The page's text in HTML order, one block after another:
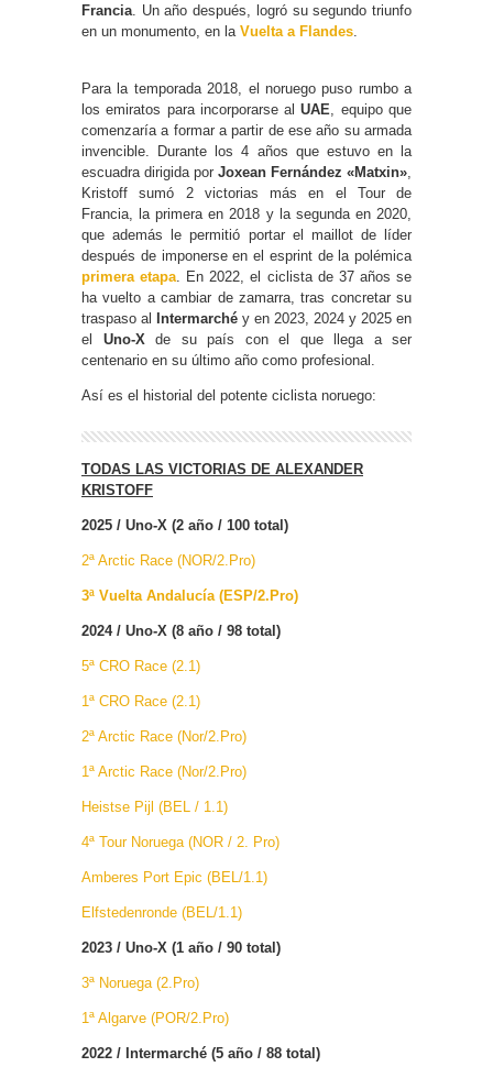
Francia . Un año después, logró su segundo triunfo
en un monumento, en la Vuelta a Flandes
Para la temporada 2018, el noruego puso rumbo a
los emiratos para incorporarse alUAE , equipo que
comenzaría a formar a partir de ese año su armada
invencible. Durante los 4 años que estuvo en la
escuadra dirigida por Joxean Fernández «Matxin»
Kristoff sumó 2 victorias más en el Tour de
Francia, la primera en 2018 y la segunda en 2020,
que además le permitió portar el maillot de líder
después de imponerse en el esprint de la polémica
primera etapa . En 2022, el ciclista de 37 años se
ha vuelto a cambiar de zamarra, tras concretar su
traspaso al
Intermarché y en 2023, 2024 y 2025 en
el Uno-X de su país con el que llega a ser
centenario en su último año como profesional.
Así es el historial del potente ciclista noruego:
TODAS LAS VICTORIAS DE ALEXANDER
KRISTOFF
2025 / Uno-X (2 año / 100 total)
2ª Arctic Race (NOR/2.Pro)
3ª Vuelta Andalucía (ESP/2.Pro)
2024 / Uno-X (8 año / 98 total)
5ª CRO Race (2.1)
1ª CRO Race (2.1)
2ª Arctic Race (Nor/2.Pro)
1ª Arctic Race (Nor/2.Pro)
Heistse Pijl (BEL / 1.1)
4ª Tour Noruega (NOR / 2. Pro)
Amberes Port Epic (BEL/1.1)
Elfstedenronde (BEL/1.1)
2023 / Uno-X (1 año / 90 total)
3ª Noruega (2.Pro)
1ª Algarve (POR/2.Pro)
2022 / Intermarché (5 año / 88 total)